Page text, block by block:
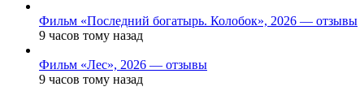
Фильм «Последний богатырь. Колобок», 2026 — отзывы
9 часов тому назад
Фильм «Лес», 2026 — отзывы
9 часов тому назад